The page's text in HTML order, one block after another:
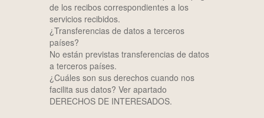
de los recibos correspondientes a los
servicios recibidos.
¿Transferencias de datos a terceros
países?
No están previstas transferencias de datos
a terceros países.
¿Cuáles son sus derechos cuando nos
facilita sus datos? Ver apartado
DERECHOS DE INTERESADOS.